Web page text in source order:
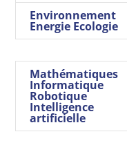
Environnement
Energie Ecologie
Mathématiques
Informatique
Robotique
Intelligence
artificielle